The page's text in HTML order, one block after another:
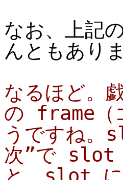
なお、上記
んともあ
なるほど
の frame（
うですね
次”で slot